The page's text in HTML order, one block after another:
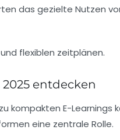
das gezielte Nutzen
entdecken
kompakten E-Learnings
eine zentrale Rolle.